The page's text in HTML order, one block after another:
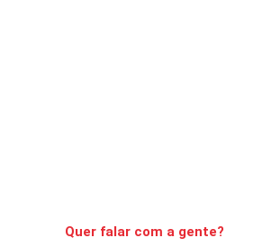
Quer falar com a gente?